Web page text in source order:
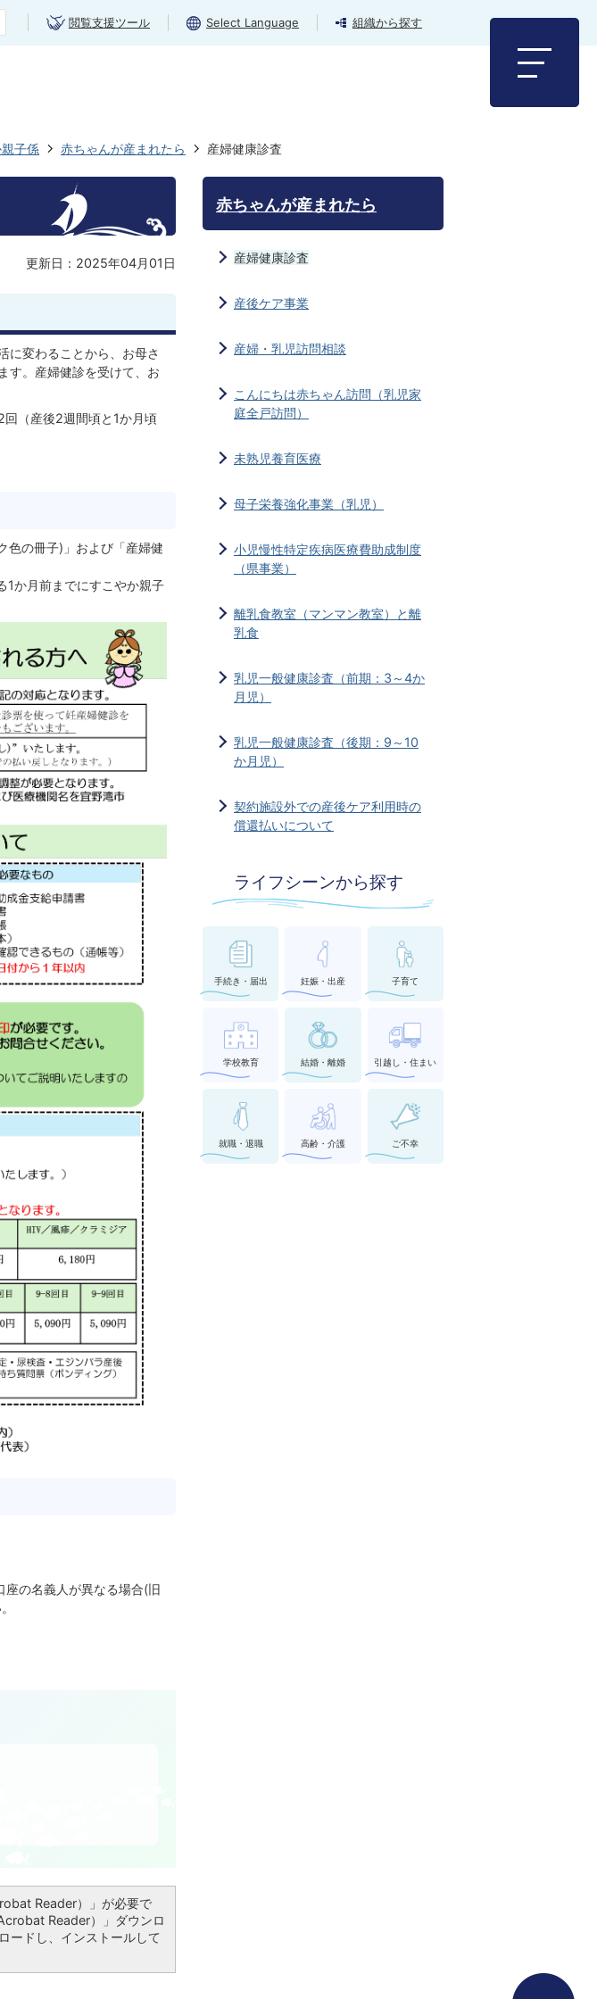
閲覧支援ツール Select Language 組織から探す
子係 赤ちゃんが産まれたら 産婦健康診査
更新日：2025年04月01日
に変わることから、お母さ
す。産婦健診を受けて、お
（産後2週間頃と1か月頃
色の冊子)」および「産婦健
1か月前までにすこやか親子
の名義人が異なる場合(旧
Reader）」が必要で
Reader）」ダウンロ
ードし、インストールして
赤ちゃんが産まれたら
産婦健康診査
産後ケア事業
産婦・乳児訪問相談
こんにちは赤ちゃん訪問（乳児家
庭全戸訪問）
未熟児養育医療
母子栄養強化事業（乳児）
小児慢性特定疾病医療費助成制度
（県事業）
離乳食教室（マンマン教室）と離
乳食
乳児一般健康診査（前期：3～4か
月児）
乳児一般健康診査（後期：9～10
か月児）
契約施設外での産後ケア利用時の
償還払いについて
ライフシーンから探す
手続き・届出 妊娠・出産 子育て
学校教育 結婚・離婚 引越し・住まい
就職・退職 高齢・介護 ご不幸